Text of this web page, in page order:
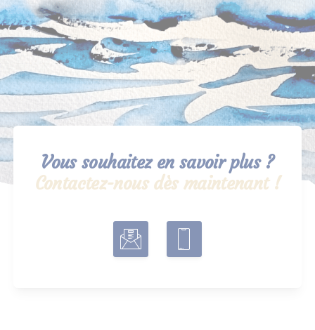
Vous souhaitez en savoir plus ?
Contactez-nous dès maintenant !